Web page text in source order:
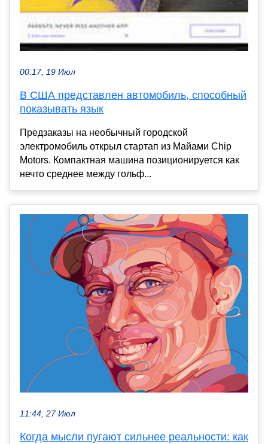
00:17, 19 Июл
В США представлен автомобиль, способный
показывать язык
Предзаказы на необычный городской
электромобиль открыл стартап из Майами Chip
Motors. Компактная машина позиционируется как
нечто среднее между гольф...
11:44, 27 Июл
Когда мысли пугают сильнее реальности: как